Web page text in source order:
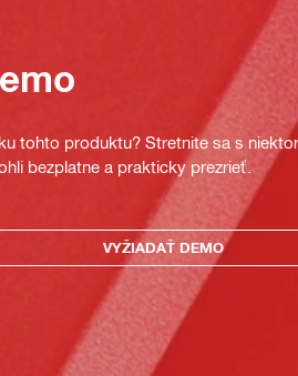
tohto produktu? Stretnite sa s
bezplatne a prakticky prezrieť.
VYŽIADAŤ DEMO